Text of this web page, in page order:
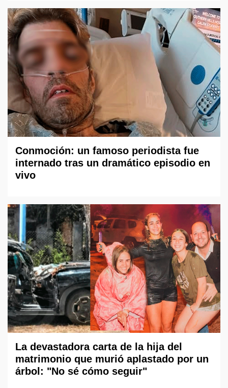
Conmoción: un famoso periodista fue
internado tras un dramático episodio en
vivo
La devastadora carta de la hija del
matrimonio que murió aplastado por un
árbol: "No sé cómo seguir"